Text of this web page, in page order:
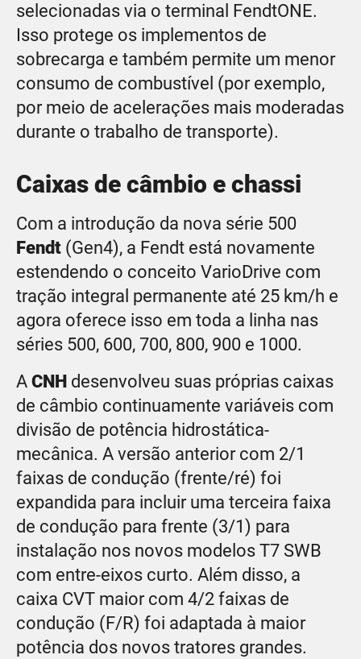
selecionadas via o terminal FendtONE.
Isso protege os implementos de
sobrecarga e também permite um menor
consumo de combustível (por exemplo,
por meio de acelerações mais moderadas
durante o trabalho de transporte).
Caixas de câmbio e chassi
Com a introdução da nova série 500
Fendt (Gen4), a Fendt está novamente
estendendo o conceito VarioDrive com
tração integral permanente até 25 km/h e
agora oferece isso em toda a linha nas
séries 500, 600, 700, 800, 900 e 1000.
A CNH desenvolveu suas próprias caixas
de câmbio continuamente variáveis com
divisão de potência hidrostática-
mecânica. A versão anterior com 2/1
faixas de condução (frente/ré) foi
expandida para incluir uma terceira faixa
de condução para frente (3/1) para
instalação nos novos modelos T7 SWB
com entre-eixos curto. Além disso, a
caixa CVT maior com 4/2 faixas de
condução (F/R) foi adaptada à maior
potência dos novos tratores grandes.